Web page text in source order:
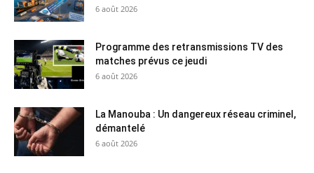
6 août 2026
Programme des retransmissions TV des
matches prévus ce jeudi
6 août 2026
La Manouba : Un dangereux réseau criminel,
démantelé
6 août 2026